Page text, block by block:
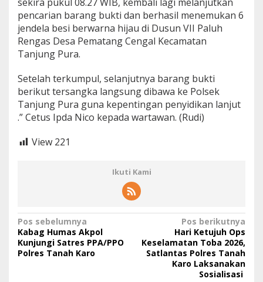
pencarian barang bukti dan berhasil menemukan 6
jendela besi berwarna hijau di Dusun VII Paluh
Rengas Desa Pematang Cengal Kecamatan
Tanjung Pura.
Setelah terkumpul, selanjutnya barang bukti
berikut tersangka langsung dibawa ke Polsek
Tanjung Pura guna kepentingan penyidikan lanjut
.” Cetus Ipda Nico kepada wartawan. (Rudi)
View 221
Ikuti Kami
N
a
v
Pos sebelumnya
Kabag Humas Akpol
Kunjungi Satres PPA/PPO
Polres Tanah Karo
Pos berikutnya
Hari Ketujuh Ops
Keselamatan Toba 2026,
Satlantas Polres Tanah
Karo Laksanakan
Sosialisasi